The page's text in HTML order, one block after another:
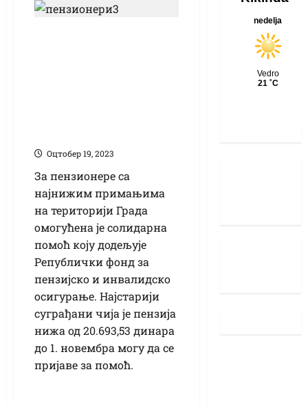
Оцтобер 19, 2023
За пензионере са
најнижим примањима
на територији Града
омогућена је солидарна
помоћ коју додељује
Републички фонд за
пензијско и инвалидско
осигурање. Најстарији
суграђани чија је пензија
нижа од 20.693,53 динара
до 1. новембра могу да се
пријаве за помоћ.